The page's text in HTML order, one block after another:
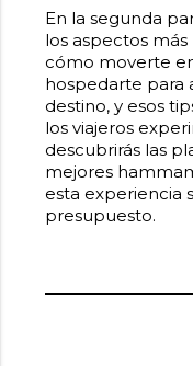
En la segunda
los aspectos
cómo moverte
hospedarte para
destino, y esos
los viajeros
descubrirás las
mejores
esta experiencia
presupuesto.